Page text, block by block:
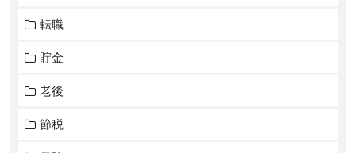
転職
貯金
老後
節税